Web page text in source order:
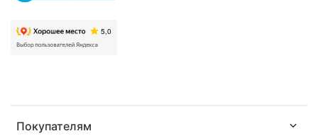
Покупателям